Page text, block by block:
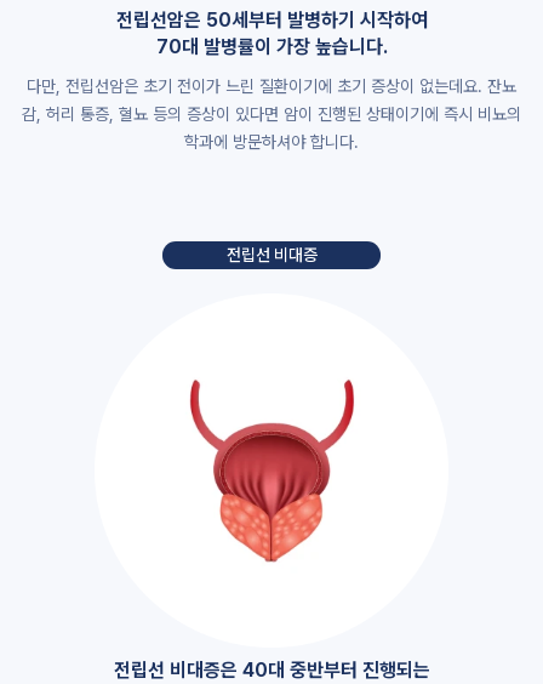
전립선암은 50세부터 발병하기 시작하여
70대 발병률이 가장 높습니다.
다만, 전립선암은 초기 전이가 느린 질환이기에 초기 증상이 없는데요. 잔뇨
감, 허리 통증, 혈뇨 등의 증상이 있다면 암이 진행된 상태이기에 즉시 비뇨의
학과에 방문하셔야 합니다.
전립선 비대증
전립선 비대증은 40대 중반부터 진행되는